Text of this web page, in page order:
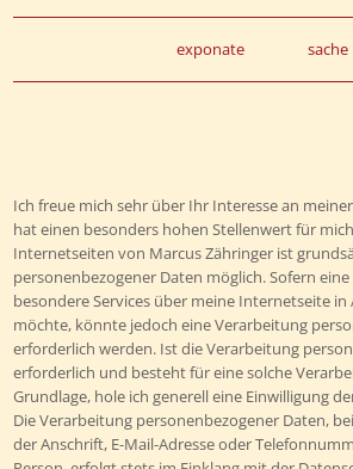
exponate sache
Ich freue mich sehr über Ihr Interesse an
hat einen besonders hohen Stellenwert für
Internetseiten von Marcus Zähringer ist
personenbezogener Daten möglich. Sofern
besondere Services über meine Internetseite
möchte, könnte jedoch eine Verarbeitung
erforderlich werden. Ist die Verarbeitung
erforderlich und besteht für eine solche
Grundlage, hole ich generell eine Einwilligung
Die Verarbeitung personenbezogener Daten,
der Anschrift, E-Mail-Adresse oder